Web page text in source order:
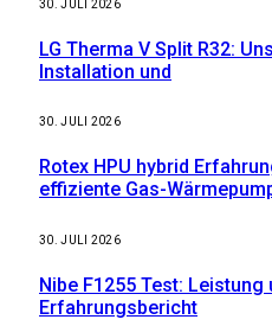
30. JULI 2026
LG Therma V Split R32:
Installation und
30. JULI 2026
Rotex HPU hybrid
effiziente Gas-
30. JULI 2026
Nibe F1255 Test: Leistung
Erfahrungsbericht